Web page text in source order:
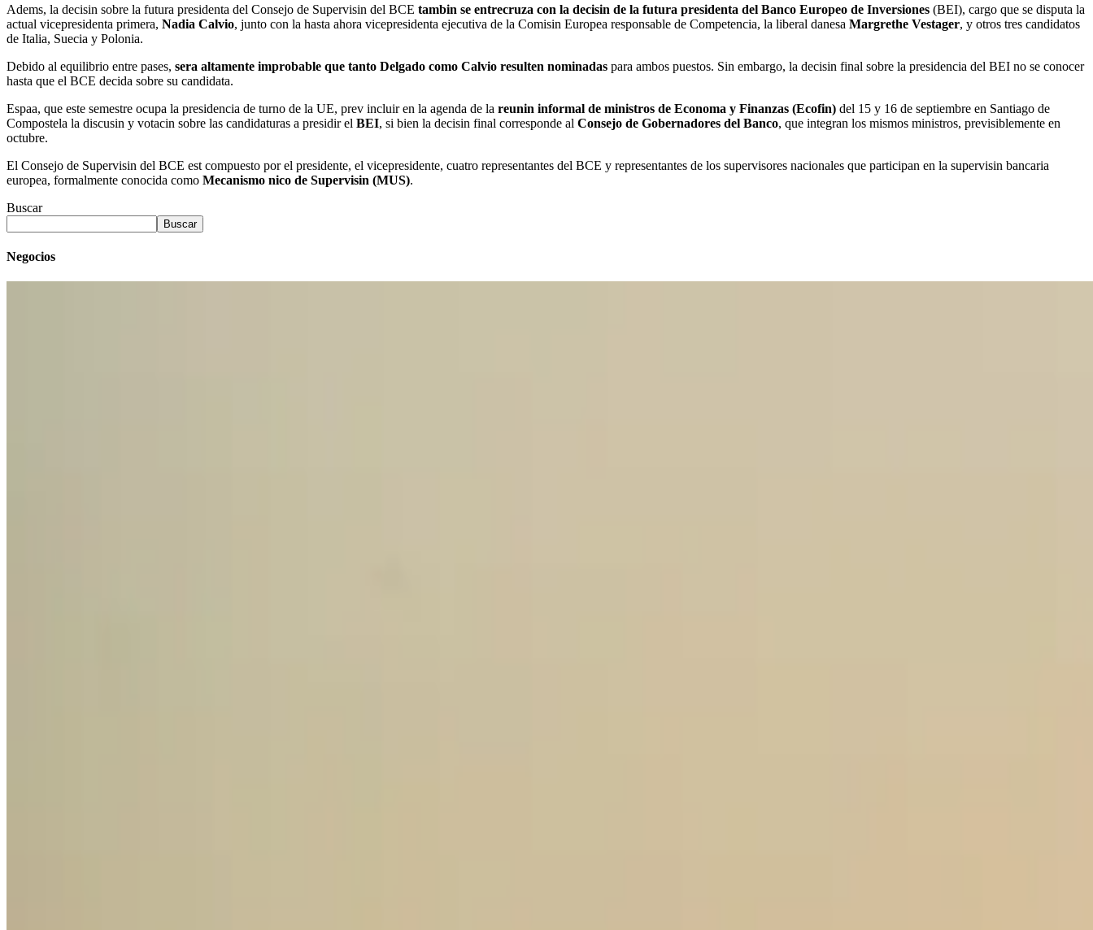
Adems, la decisin sobre la futura presidenta del Consejo de Supervisin del BCE tambin se entrecruza con la decisin de la futura presidenta del Banco Europeo de Inversiones (BEI), cargo que se disputa la
actual vicepresidenta primera, Nadia Calvio, junto con la hasta ahora vicepresidenta ejecutiva de la Comisin Europea responsable de Competencia, la liberal danesa Margrethe Vestager, y otros tres candidatos
de Italia, Suecia y Polonia.
Debido al equilibrio entre pases, sera altamente improbable que tanto Delgado como Calvio resulten nominadas para ambos puestos. Sin embargo, la decisin final sobre la presidencia del BEI no se conocer
hasta que el BCE decida sobre su candidata.
Espaa, que este semestre ocupa la presidencia de turno de la UE, prev incluir en la agenda de la reunin informal de ministros de Economa y Finanzas (Ecofin) del 15 y 16 de septiembre en Santiago de
Compostela la discusin y votacin sobre las candidaturas a presidir el BEI, si bien la decisin final corresponde al Consejo de Gobernadores del Banco, que integran los mismos ministros, previsiblemente en
octubre.
El Consejo de Supervisin del BCE est compuesto por el presidente, el vicepresidente, cuatro representantes del BCE y representantes de los supervisores nacionales que participan en la supervisin bancaria
europea, formalmente conocida como Mecanismo nico de Supervisin (MUS).
Buscar
Buscar
Negocios